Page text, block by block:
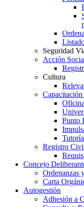
Seguridad
Acción
Cultura
Punto
Registro
Concejo
Ordenanzas
Carta
Autogestión
Adhesión a